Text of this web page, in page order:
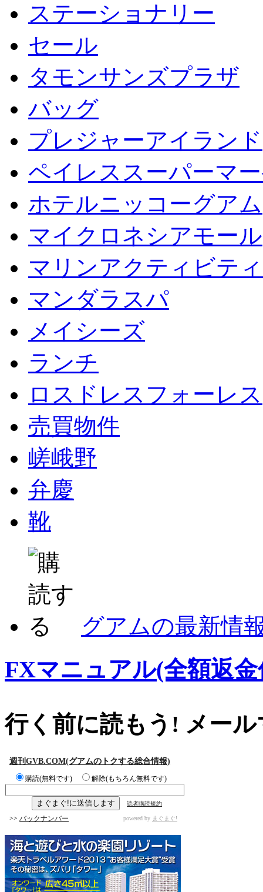
ステーショナリー
セール
タモンサンズプラザ
バッグ
プレジャーアイランド
ペイレススーパーマ
ホテルニッコーグアム
マイクロネシアモール
マリンアクティビティ
マンダラスパ
メイシーズ
ランチ
ロスドレスフォーレス
売買物件
嵯峨野
弁慶
靴
グアムの最新情
FXマニュアル(全額返金
行く前に読もう! メー
週刊GVB.COM(グアムのトクする総合情報)
購読(無料です) 解除(もちろん無料です)
読者購読規約
>> バックナンバー powered by まぐまぐ!